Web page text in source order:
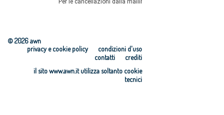
© 2026 awn
condizioni d'uso
privacy e cookie policy
crediti
contatti
il sito www.awn.it utilizza soltanto cookie
tecnici